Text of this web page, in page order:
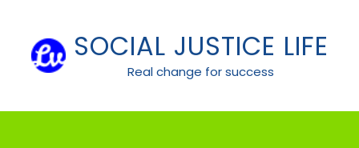
content
SOCIAL JUSTICE LIFE
Real change for success